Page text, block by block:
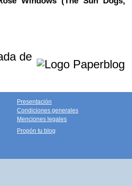
de
Presentación
Condiciones generales
Menciones legales
Propón tu blog